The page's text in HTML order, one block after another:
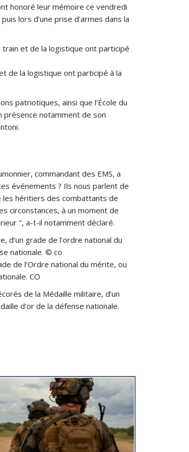
honoré leur mémoire ce vendredi
lors d’une prise d’armes dans la
de la logistique ont participé à la
patriotiques, ainsi que l’École du
présence notamment de son
commandant des EMS, a
événements ? Ils nous parlent de
les héritiers des combattants de
circonstances, à un moment de
, a-t-il notamment déclaré.
de l’Ordre national du mérite, ou
CO
de la Médaille militaire, d’un
d’or de la défense nationale.